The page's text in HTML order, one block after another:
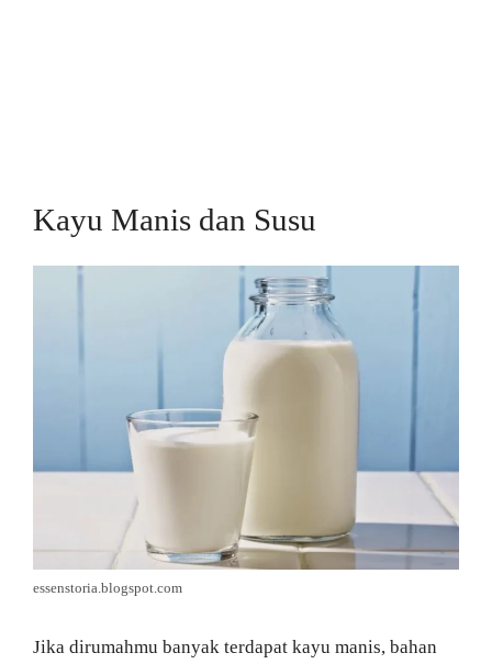
Kayu Manis dan Susu
essenstoria.blogspot.com
Jika dirumahmu banyak terdapat kayu manis, bahan